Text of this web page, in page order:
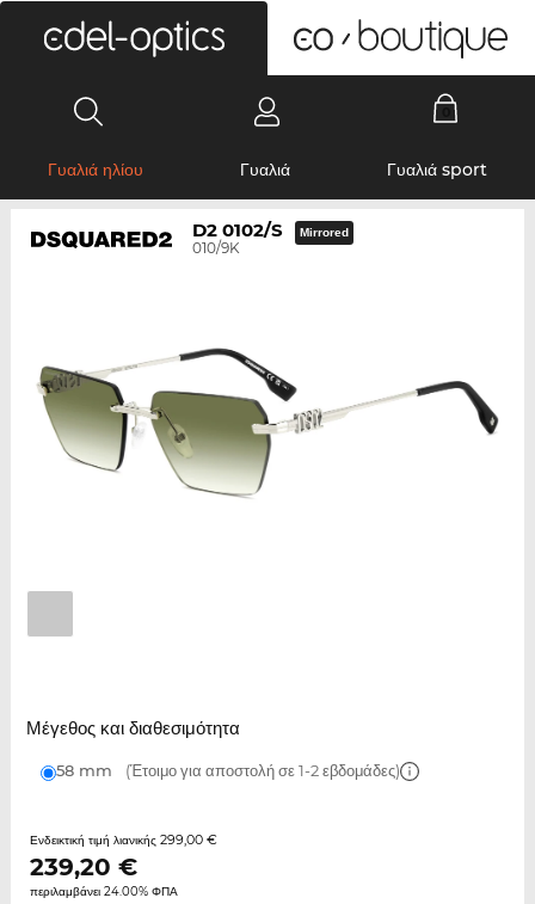
Γυαλιά ηλίου Γυαλιά Γυαλιά sport
D2 0102/S
010/9K
Mirrored
Μέγεθος και διαθεσιμότητα
58 mm (Έτοιμο για αποστολή σε 1-2 εβδομάδες)
Ενδεικτική τιμή λιανικής 299,00 €
239,20 €
περιλαμβάνει 24.00% ΦΠΑ